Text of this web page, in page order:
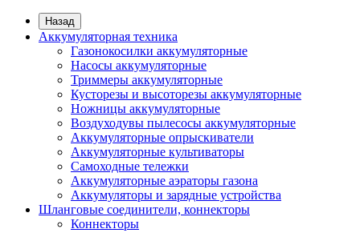
Назад
Аккумуляторная техника
Газонокосилки аккумуляторные
Насосы аккумуляторные
Триммеры аккумуляторные
Кусторезы и высоторезы аккумуляторные
Ножницы аккумуляторные
Воздуходувы пылесосы аккумуляторные
Аккумуляторные опрыскиватели
Аккумуляторные культиваторы
Самоходные тележки
Аккумуляторные аэраторы газона
Аккумуляторы и зарядные устройства
Шланговые соединители, коннекторы
Коннекторы